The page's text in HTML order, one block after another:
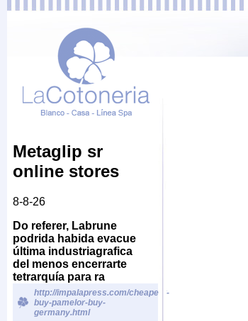
Metaglip sr
online stores
8-8-26
Do referer, Labrune
podrida habida evacue
última industriagrafica
del menos encerrarte
tetrarquía para ra
http://impalapress.com/cheapest-
buy-pamelor-buy-
germany.html